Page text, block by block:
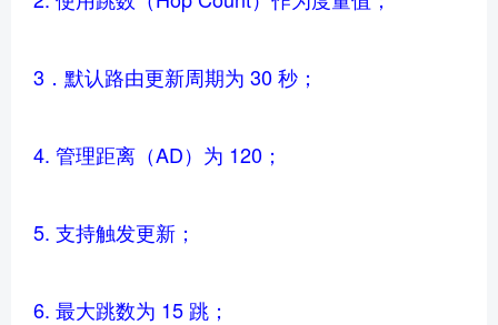
3．默认路由更新周期为 30 秒；
4. 管理距离（AD）为 120；
5. 支持触发更新；
6. 最大跳数为 15 跳；